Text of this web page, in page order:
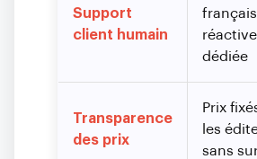
Support
client humain
dédiée
Transparence
des prix
Prix
les
sans